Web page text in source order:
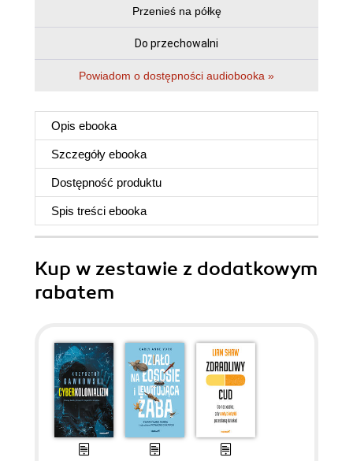
Przenieś na półkę
Do przechowalni
Powiadom o dostępności audiobooka »
Opis ebooka
Szczegóły ebooka
Dostępność produktu
Spis treści ebooka
Kup w zestawie z dodatkowym
rabatem